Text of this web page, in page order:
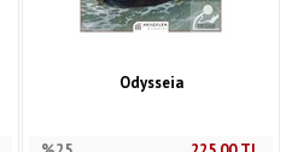
Odysseia